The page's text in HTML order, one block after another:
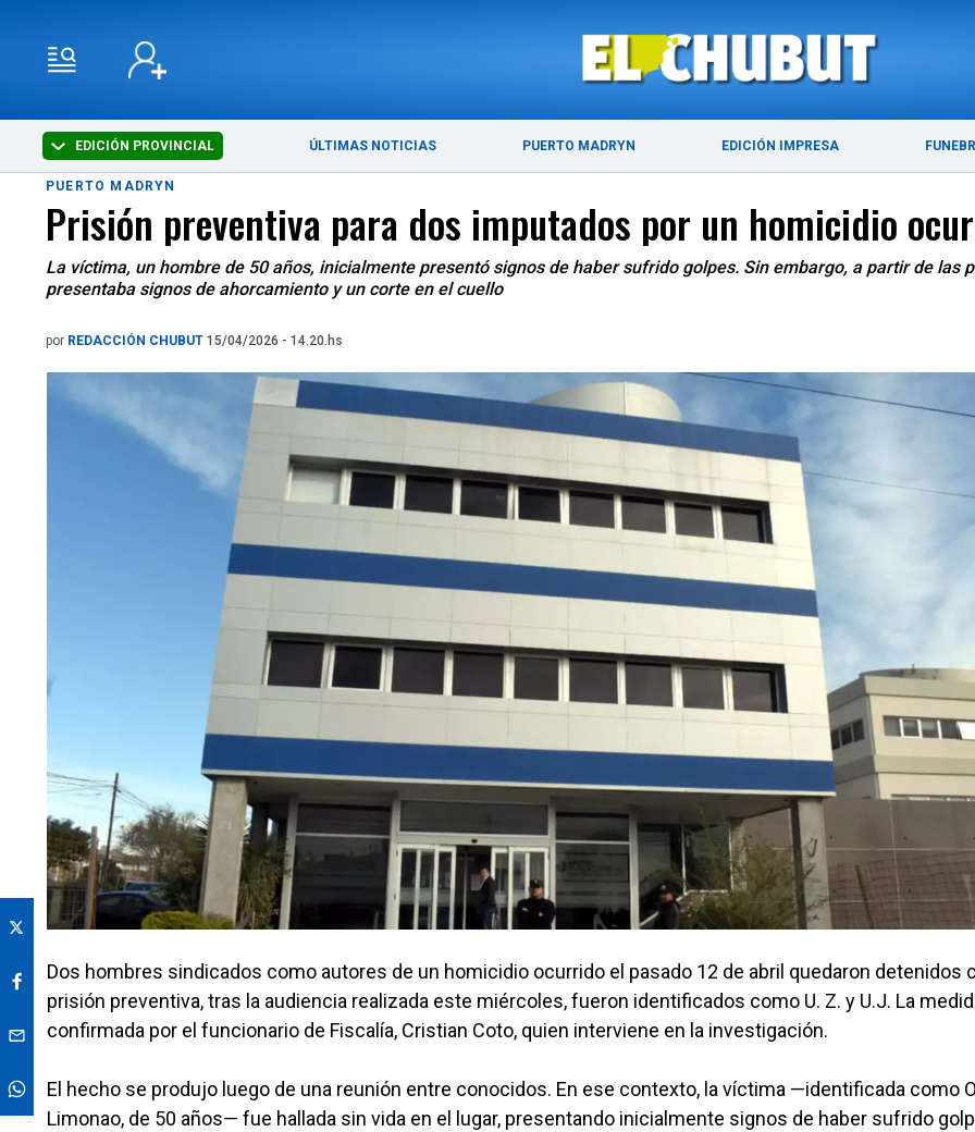
EDICIÓN PROVINCIAL ÚLTIMAS NOTICIAS PUERTO MADRYN EDICIÓN IMPRESA
ÚLTIMAS NOTICIAS PUERTO MADRYN
PUERTO MADRYN
Prisión preventiva para dos imputados por un homicidio
La víctima, un hombre de 50 años, inicialmente presentó signos de haber sufrido golpes. Sin embargo, a partir de
presentaba signos de ahorcamiento y un corte en el cuello
por REDACCIÓN CHUBUT 15/04/2026 - 14.20.hs
Dos hombres sindicados como autores de un homicidio ocurrido el pasado 12 de abril quedaron detenidos
prisión preventiva, tras la audiencia realizada este miércoles, fueron identificados como U. Z. y U.J. La
confirmada por el funcionario de Fiscalía, Cristian Coto, quien interviene en la investigación.
El hecho se produjo luego de una reunión entre conocidos. En ese contexto, la víctima —identificada como
Limonao, de 50 años— fue hallada sin vida en el lugar, presentando inicialmente signos de haber sufrido